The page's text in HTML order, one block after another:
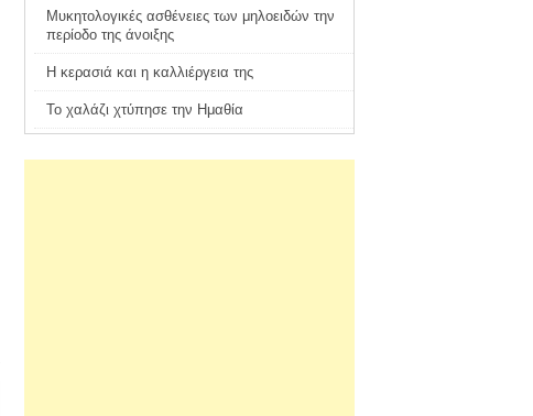
Μυκητολογικές ασθένειες των μηλοειδών την
περίοδο της άνοιξης
Η κερασιά και η καλλιέργεια της
Το χαλάζι χτύπησε την Ημαθία